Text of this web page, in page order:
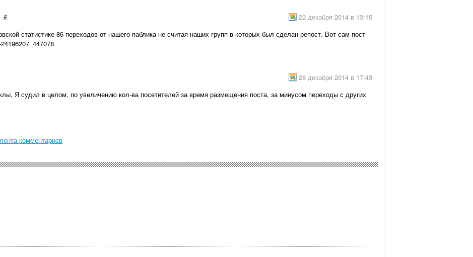
#
22 декабря 2014 в 13:15
статистике 86 переходов от нашего паблика не считая наших групп в которых был сделан репост. Вот сам пост
28 декабря 2014 в 17:43
Я судил в целом, по увеличению кол-ва посетителей за время размещения поста, за минусом переходы с других
комментариев